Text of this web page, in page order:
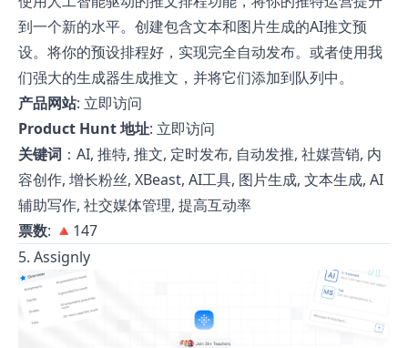
到一个新的水平。创建包含文本和图片生成的AI推文预
设。将你的预设排程好，实现完全自动发布。或者使用我
们强大的生成器生成推文，并将它们添加到队列中。
产品网站: 立即访问
Product Hunt 地址: 立即访问
关键词 ：AI, 推特, 推文, 定时发布, 自动发推, 社媒营销, 内
容创作, 增长粉丝, XBeast, AI工具, 图片生成, 文本生成, AI
辅助写作, 社交媒体管理, 提高互动率
票数: 🔺147
5. Assignly